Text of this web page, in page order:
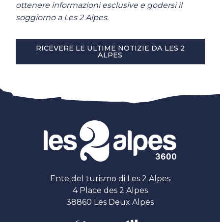
ottenere informazioni esclusive e godersi il
soggiorno a Les 2 Alpes.
RICEVERE LE ULTIME NOTIZIE DA LES 2
ALPES
Ente del turismo di Les 2 Alpes
4 Place des 2 Alpes
38860 Les Deux Alpes